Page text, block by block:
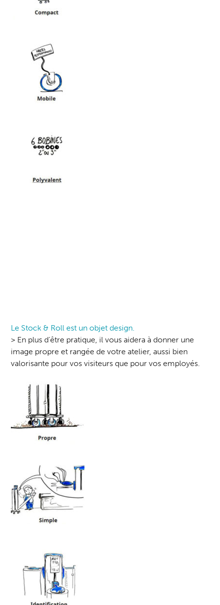
Le Stock & Roll est un objet design.
> En plus d’être pratique, il vous aidera à donner une
image propre et rangée de votre atelier, aussi bien
valorisante pour vos visiteurs que pour vos employés.